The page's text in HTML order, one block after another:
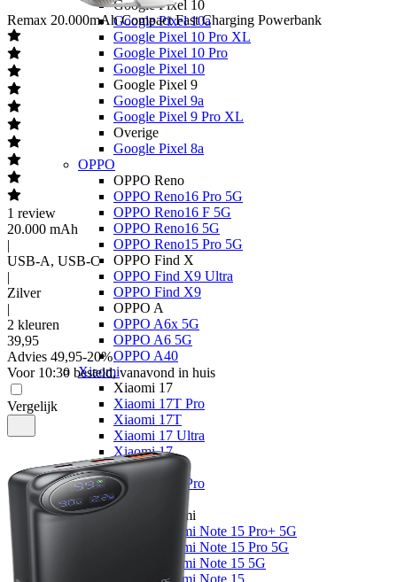
Google Pixel 10
Google Pixel 10a
Google Pixel 10 Pro XL
Google Pixel 10 Pro
Google Pixel 10
Google Pixel 9
Google Pixel 9a
Google Pixel 9 Pro XL
Overige
Google Pixel 8a
OPPO
OPPO Reno
OPPO Reno16 Pro 5G
OPPO Reno16 F 5G
OPPO Reno16 5G
OPPO Reno15 Pro 5G
OPPO Find X
OPPO Find X9 Ultra
OPPO Find X9
OPPO A
OPPO A6x 5G
OPPO A6 5G
OPPO A40
Xiaomi
Xiaomi 17
Xiaomi 17T Pro
Xiaomi 17T
Xiaomi 17 Ultra
Xiaomi 17
Xiaomi 15
Xiaomi 15T Pro
Xiaomi 15T
Xiaomi Redmi
Xiaomi Redmi Note 15 Pro+ 5G
Xiaomi Redmi Note 15 Pro 5G
Xiaomi Redmi Note 15 5G
Xiaomi Redmi Note 15
Remax 20.000mAh Compact Fast Charging Powerbank
1 review
20.000 mAh
|
USB-A, USB-C
|
Zilver
|
2 kleuren
39,95
Advies 49,95-20%
Voor 10:30 besteld, vanavond in huis
Vergelijk